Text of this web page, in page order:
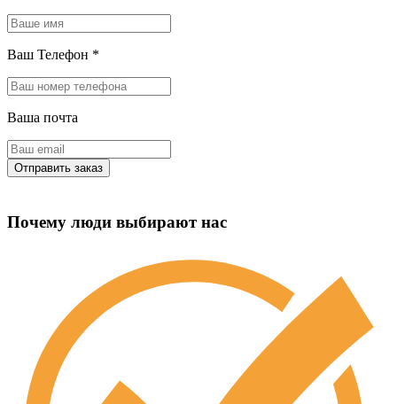
Ваш Телефон *
Ваша почта
Почему люди выбирают нас